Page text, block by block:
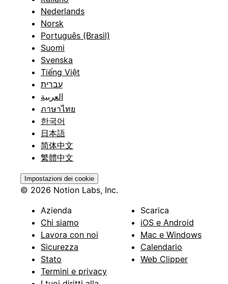
Nederlands
Norsk
Português (Brasil)
Suomi
Svenska
Tiếng Việt
עברית
العربية
ภาษาไทย
한국어
日本語
简体中文
繁體中文
Impostazioni dei cookie
© 2026 Notion Labs, Inc.
Azienda
Chi siamo
Lavora con noi
Sicurezza
Stato
Termini e privacy
Scarica
iOS e Android
Mac e Windows
Calendario
Web Clipper